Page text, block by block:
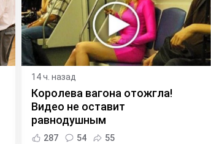
14 ч. назад
Королева вагона отожгла!
Видео не оставит
равнодушным
287 54 55